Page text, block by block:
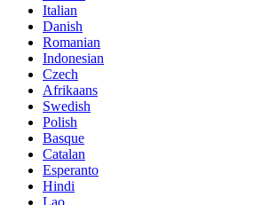
Italian
Danish
Romanian
Indonesian
Czech
Afrikaans
Swedish
Polish
Basque
Catalan
Esperanto
Hindi
Lao